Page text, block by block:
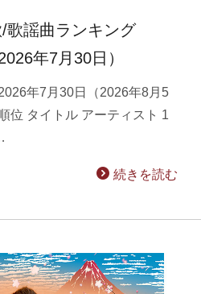
歌謡曲ランキング
年7月30日）
年7月30日（2026年8月5
位 タイトル アーティスト 1
続きを読む